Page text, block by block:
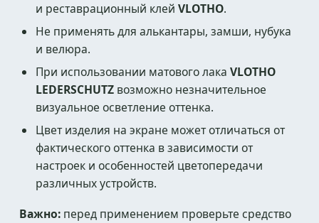
и реставрационный клейVLOTHO.
Не применять для алькантары, замши, нубука
и велюра.
При использовании матового лакаVLOTHO
LEDERSCHUTZ возможно незначительное
визуальное осветление оттенка.
Цвет изделия на экране может отличаться от
фактического оттенка в зависимости от
настроек и особенностей цветопередачи
различных устройств.
Важно: перед применением проверьте средство